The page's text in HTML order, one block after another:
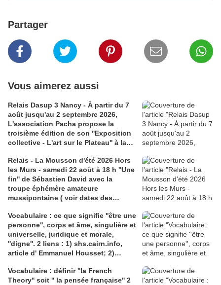
Partager
Vous aimerez aussi
Relais Dasup 3 Nancy - À partir du 7
août jusqu'au 2 septembre 2026,
L'association Pacha propose la
troisième édition de son ''Exposition
collective - L'art sur le Plateau'' à la
avenue Pinchard
Relais - La Mousson d'été 2026 Hors
les Murs - samedi 22 août à 18 h ''Une
fin'' de Sébastien David avec la
troupe éphémère amateure
mussipontaine ( voir dates des
dramaturgie Lola Molina à l’Espace
Saint-Laurent, Pont-à-Mousson 2
liens : 1) lien meec.org; 2)
lemeac.com
Vocabulaire : ce que signifie ''être une
personne'', corps et âme, singulière et
universelle, juridique et morale,
''digne''. 2 liens : 1) shs.cairn.info,
article d' Emmanuel Housset; 2)
Julian Roche
Vocabulaire : définir ''la French
Theory'' soit '' la pensée française'' 2